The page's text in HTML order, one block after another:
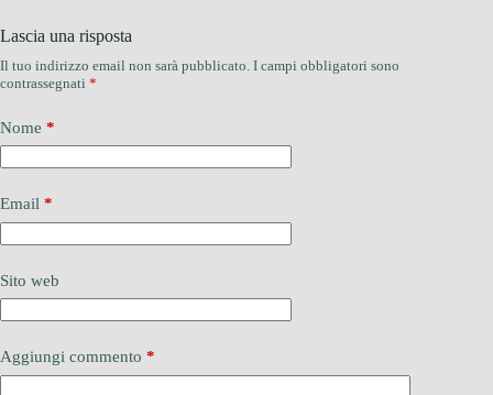
Lascia una risposta
Il tuo indirizzo email non sarà pubblicato. I campi obbligatori sono
contrassegnati *
Nome *
Email *
Sito web
Aggiungi commento *